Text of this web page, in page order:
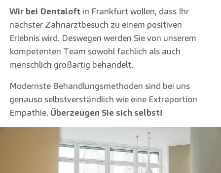
Wir bei Dentaloft in Frankfurt wollen, dass Ihr
nächster Zahnarztbesuch zu einem positiven
Erlebnis wird. Deswegen werden Sie von unserem
kompetenten Team sowohl fachlich als auch
menschlich großartig behandelt.
Modernste Behandlungsmethoden sind bei uns
genauso selbstverständlich wie eine Extraportion
Empathie. Überzeugen Sie sich selbst!